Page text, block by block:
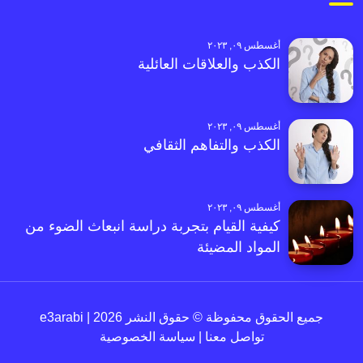
أغسطس ٠٩, ٢٠٢٣
الكذب والعلاقات العائلية
أغسطس ٠٩, ٢٠٢٣
الكذب والتفاهم الثقافي
أغسطس ٠٩, ٢٠٢٣
كيفية القيام بتجربة دراسة انبعاث الضوء من
المواد المضيئة
جميع الحقوق محفوظة © حقوق النشر 2026 | e3arabi
تواصل معنا
سياسة الخصوصية